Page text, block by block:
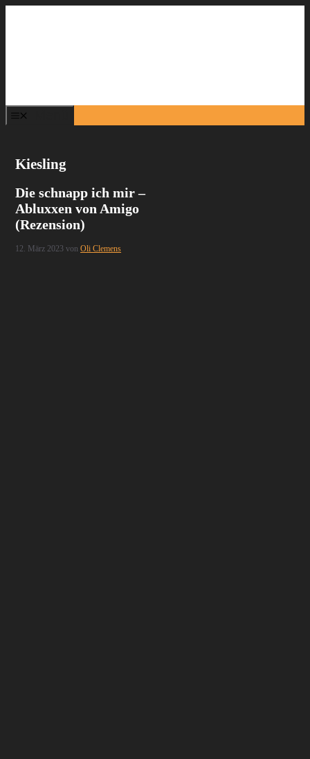
Kiesling
Die schnapp ich mir –
Abluxxen von Amigo
(Rezension)
12. März 2023 vonOli Clemens